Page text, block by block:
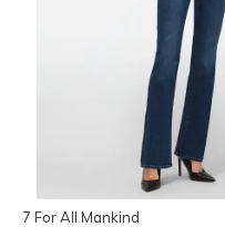
7 For All Mankind